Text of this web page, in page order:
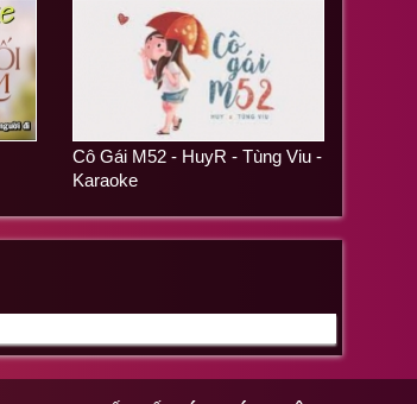
Cô Gái M52 - HuyR - Tùng Viu -
Karaoke